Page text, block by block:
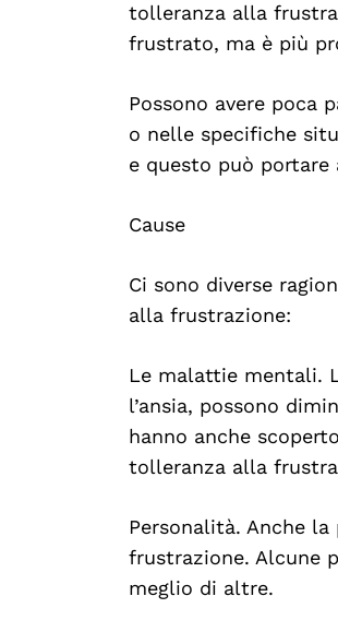
tolleranza alla
frustrato, ma è più
Possono avere poca
o nelle specifiche
e questo può
Cause
Ci sono diverse
alla frustrazione:
Le malattie mentali.
l’ansia, possono
hanno anche
tolleranza alla
Personalità. Anche
frustrazione. Alcune
meglio di altre.
Search
For: